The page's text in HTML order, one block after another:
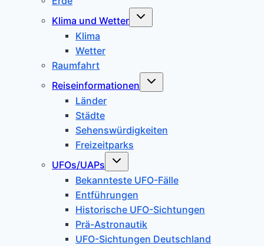
Klima und Wetter
Untermenü
Klima
Wetter
Raumfahrt
Reiseinformationen
Untermenü
Länder
Städte
Sehenswürdigkeiten
Freizeitparks
UFOs/UAPs
Untermenü
Bekannteste UFO-Fälle
Entführungen
Historische UFO-Sichtungen
Prä-Astronautik
UFO-Sichtungen Deutschland